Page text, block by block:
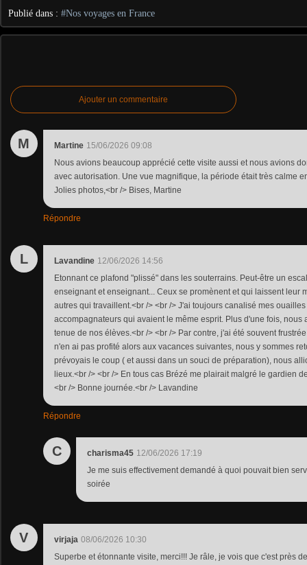
Publié dans : #Nos voyages en France
Ajouter un commentaire
M Martine 15/06/2026 09:08
Nous avions beaucoup apprécié cette visite aussi et nous avions
avec autorisation. Une vue magnifique, la période était très calme
Jolies photos,<br /> Bises, Martine
Répondre
L Lavandine 12/06/2026 14:56
Etonnant ce plafond "plissé" dans les souterrains. Peut-être un
enseignant et enseignant... Ceux se promènent et qui laissent leur
autres qui travaillent.<br /> <br /> J'ai toujours canalisé mes
accompagnateurs qui avaient le même esprit. Plus d'une fois, nous
tenue de nos élèves.<br /> <br /> Par contre, j'ai été souvent
n'en ai pas profité alors aux vacances suivantes, nous y sommes
prévoyais le coup ( et aussi dans un souci de préparation), nous
lieux.<br /> <br /> En tous cas Brézé me plairait malgré le gardien
<br /> Bonne journée.<br /> Lavandine
Répondre
C charisma45 12/06/2026 17:19
Je me suis effectivement demandé à quoi pouvait bien
soirée
V virjaja 08/06/2026 10:30
Superbe et étonnante visite, merci!!! Je râle, je vois que c'est près